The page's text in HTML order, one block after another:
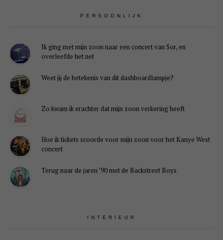
PERSOONLIJK
Ik ging met mijn zoon naar een concert van Sor, en
overleefde het net
Weet jij de betekenis van dit dashboardlampje?
Zo kwam ik erachter dat mijn zoon verkering heeft
Hoe ik tickets scoorde voor mijn zoon voor het Kanye West
concert
Terug naar de jaren ’90 met de Backstreet Boys
INTERIEUR